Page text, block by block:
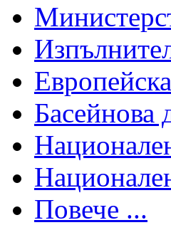
Басейнова
Повече ...